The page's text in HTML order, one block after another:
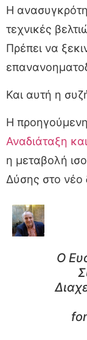
Η
τεχνικές
Πρέπει να
Και αυτή η
Η προηγούμενη
Αναδιάταξη
η μεταβολή
Δύσης στο νέο
Ο